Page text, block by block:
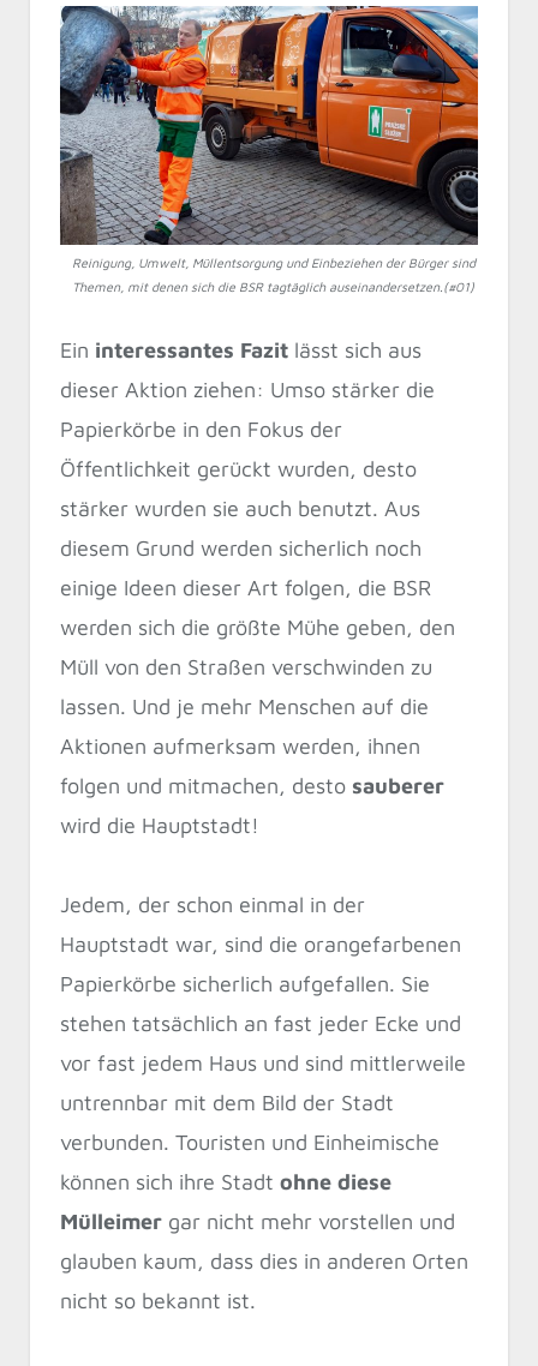
Reinigung, Umwelt, Müllentsorgung und Einbeziehen der Bürger sind
Themen, mit denen sich die BSR tagtäglich auseinandersetzen.(#01)
Ein interessantes Fazit lässt sich aus
dieser Aktion ziehen: Umso stärker die
Papierkörbe in den Fokus der
Öffentlichkeit gerückt wurden, desto
stärker wurden sie auch benutzt. Aus
diesem Grund werden sicherlich noch
einige Ideen dieser Art folgen, die BSR
werden sich die größte Mühe geben, den
Müll von den Straßen verschwinden zu
lassen. Und je mehr Menschen auf die
Aktionen aufmerksam werden, ihnen
folgen und mitmachen, desto sauberer
wird die Hauptstadt!
Jedem, der schon einmal in der
Hauptstadt war, sind die orangefarbenen
Papierkörbe sicherlich aufgefallen. Sie
stehen tatsächlich an fast jeder Ecke und
vor fast jedem Haus und sind mittlerweile
untrennbar mit dem Bild der Stadt
verbunden. Touristen und Einheimische
können sich ihre Stadt ohne diese
Mülleimer gar nicht mehr vorstellen und
glauben kaum, dass dies in anderen Orten
nicht so bekannt ist.